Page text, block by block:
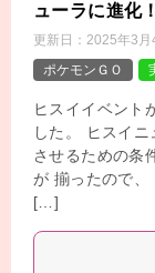
ューラに進化！
更新日： 2025年3月
ポケモンＧＯ
ヒスイイベント
した。 ヒスイ
させるための条
が 揃ったので、
[…]